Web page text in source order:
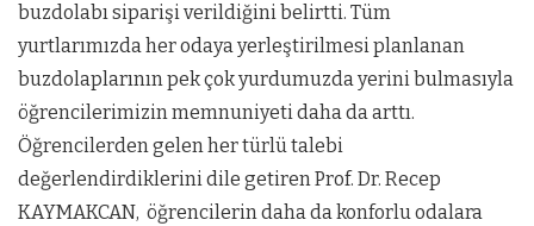
buzdolabı siparişi verildiğini belirtti. Tüm
yurtlarımızda her odaya yerleştirilmesi planlanan
buzdolaplarının pek çok yurdumuzda yerini bulmasıyla
öğrencilerimizin memnuniyeti daha da arttı.
Öğrencilerden gelen her türlü talebi
değerlendirdiklerini dile getiren Prof. Dr. Recep
KAYMAKCAN, öğrencilerin daha da konforlu odalara